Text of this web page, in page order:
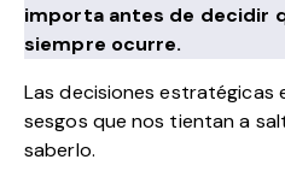
importa antes de decidir
siempre ocurre.
Las decisiones estratégicas
sesgos que nos tientan a
saberlo.